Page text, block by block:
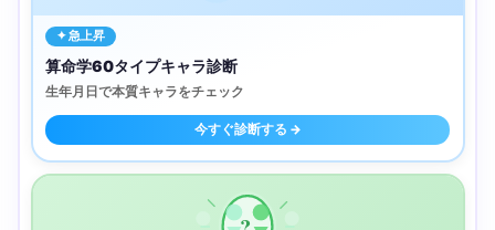
✦ 急上昇
算命学60タイプキャラ診断
生年月日で本質キャラをチェック
今すぐ診断する →